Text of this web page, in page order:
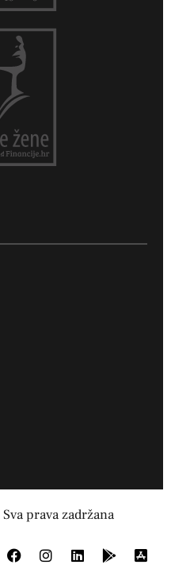
prava zadržana